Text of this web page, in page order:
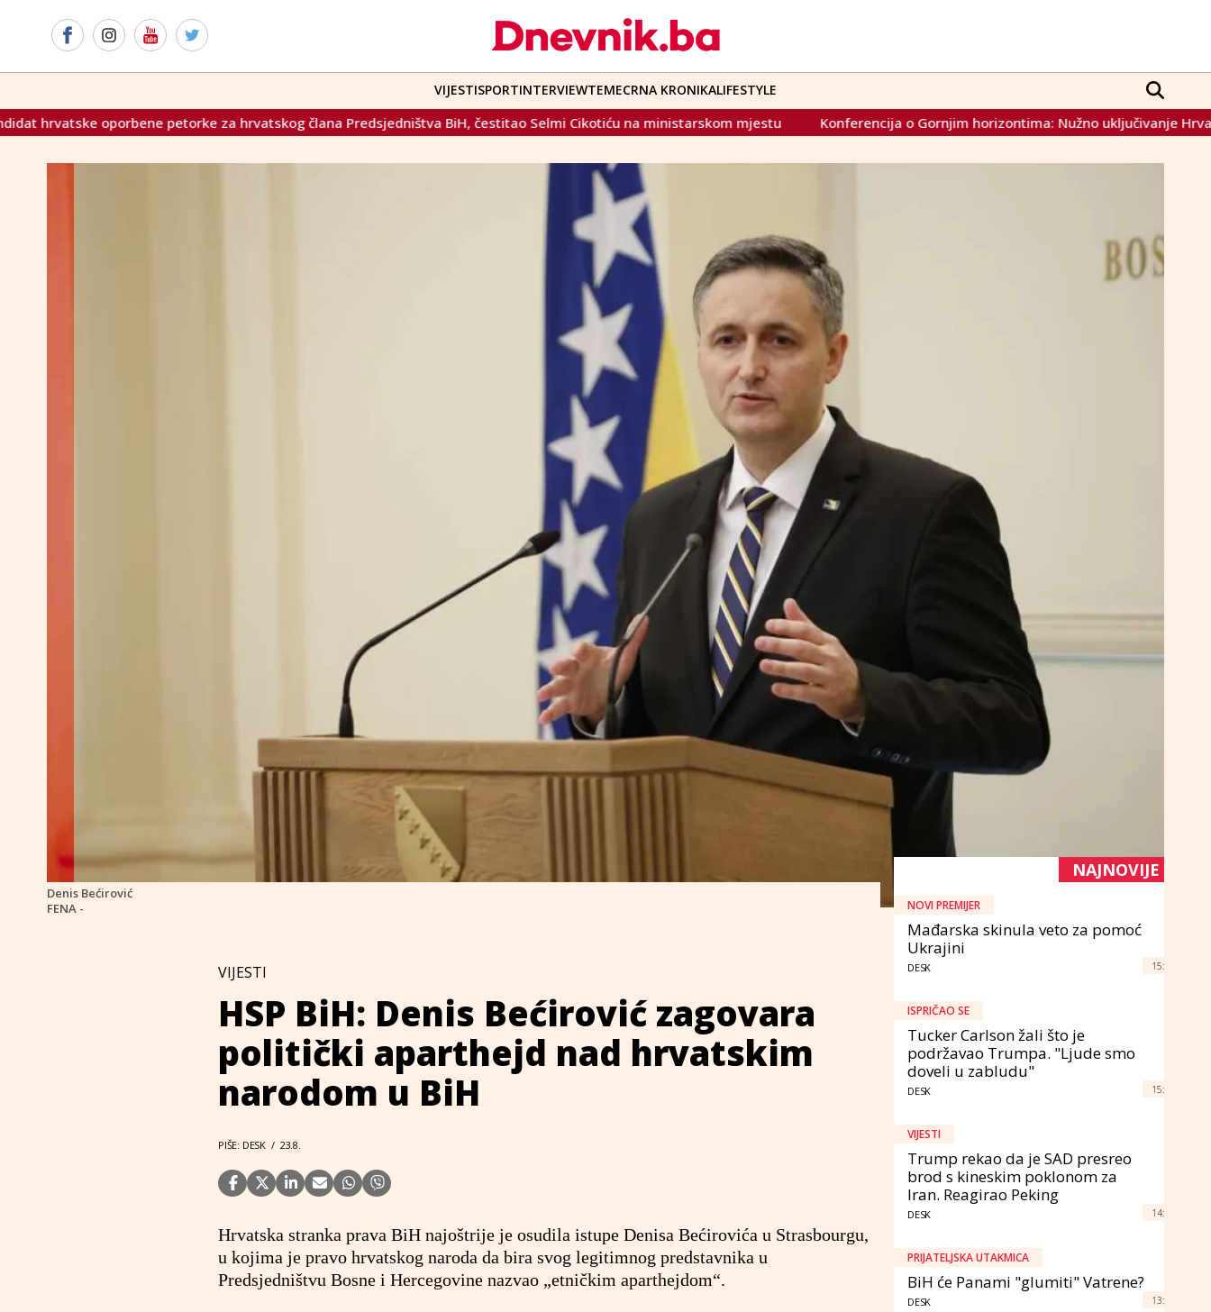
VIJESTISPORTINTERVIEWTEMECRNA KRONIKALIFESTYLE
petorke za hrvatskog člana Predsjedništva BiH, čestitao Selmi Cikotiću na ministarskom mjestu Konferencija o Gornjim horizontima: Nužno uključivanje Hrvatske, u skladu s
Denis Bećirović
FENA -
VIJESTI
HSP BiH: Denis Bećirović zagovara
politički aparthejd nad hrvatskim
narodom u BiH
PIŠE: DESK / 23.8.
Hrvatska stranka prava BiH najoštrije je osudila istupe Denisa Bećirovića u Strasbourgu,
u kojima je pravo hrvatskog naroda da bira svog legitimnog predstavnika u
Predsjedništvu Bosne i Hercegovine nazvao „etničkim aparthejdom“.
NAJNOVIJE
NOVI PREMIJER
Mađarska skinula veto za pomoć
Ukrajini
DESK 15:
ISPRIČAO SE
Tucker Carlson žali što je
podržavao Trumpa. "Ljude smo
doveli u zabludu"
DESK 15:
VIJESTI
Trump rekao da je SAD presreo
brod s kineskim poklonom za
Iran. Reagirao Peking
DESK 14:
PRIJATELJSKA UTAKMICA
BiH će Panami "glumiti" Vatrene?
DESK 13: